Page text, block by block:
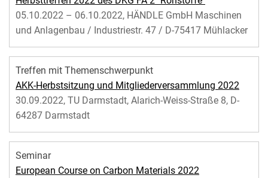
05.10.2022 – 06.10.2022, HÄNDLE GmbH Maschinen
und Anlagenbau / Industriestr. 47 / D-75417 Mühlacker
Treffen mit Themenschwerpunkt
AKK-Herbstsitzung und Mitgliederversammlung 2022
30.09.2022, TU Darmstadt, Alarich-Weiss-Straße 8, D-
64287 Darmstadt
Seminar
European Course on Carbon Materials 2022